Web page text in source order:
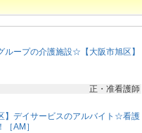
ープの介護施設☆【大阪市旭区】
正・准看護師
】デイサービスのアルバイト☆看護
AM］